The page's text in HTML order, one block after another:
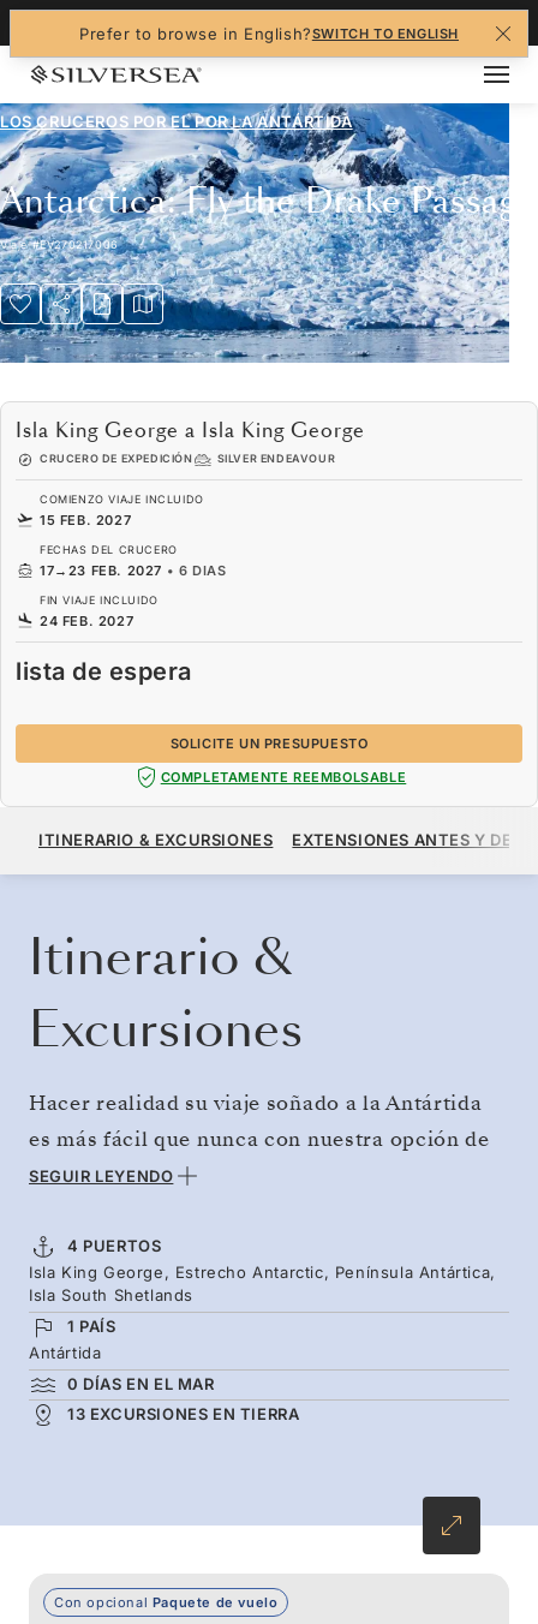
Prefer to browse in English?SWITCH TO ENGLISH
LOS CRUCEROS POR ELPOR LA ANTÁRTIDA
Antarctica: Fly the Drake Passage
Viaje#EV270217006
Isla King George a Isla King George
CRUCERO DE EXPEDICIÓN SILVER ENDEAVOUR
COMIENZO VIAJE INCLUIDO
15 FEB. 2027
FECHAS DEL CRUCERO
17→ 23 FEB. 2027 • 6 DIAS
FIN VIAJE INCLUIDO
24 FEB. 2027
lista de espera
SOLICITE UN PRESUPUESTO
COMPLETAMENTE REEMBOLSABLE
LISTA DE ESPERA
ITINERARIO & EXCURSIONES EXTENSIONES ANTES Y
Itinerario &
Excursiones
Hacer realidad su viaje soñado a la Antártida
es más fácil que nunca con nuestra opción de
vuelo y crucero, que le lleva al continente
marítima y adéntrese de lleno en la aventura de
su vida. Una semana de exploración en la que
nuestros guías expertos le presentarán a los
simpáticos pingüinos y le acercarán a las
curiosas ballenas que habitan entre los
casquetes de hielo. Transforme su idea de los
SEGUIR LEYENDO
4 PUERTOS
Isla King George, Estrecho Antarctic, Península Antártica,
Isla South Shetlands
1 PAÍS
Antártida
0 DÍAS EN EL MAR
13 EXCURSIONES EN TIERRA
Con opcional Paquete de vuelo